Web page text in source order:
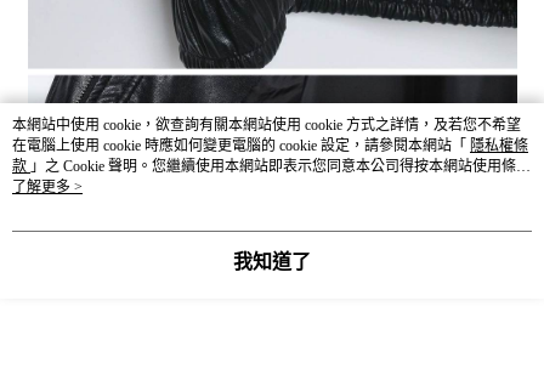
本網站中使用 cookie，欲查詢有關本網站使用 cookie 方式之詳情，及若您不希望
在電腦上使用 cookie 時應如何變更電腦的 cookie 設定，請參閱本網站「 隱私權條
款 」之 Cookie 聲明。您繼續使用本網站即表示您同意本公司得按本網站使用條款
之 Cookie 聲明使用 cookie。
了解更多 >
我知道了